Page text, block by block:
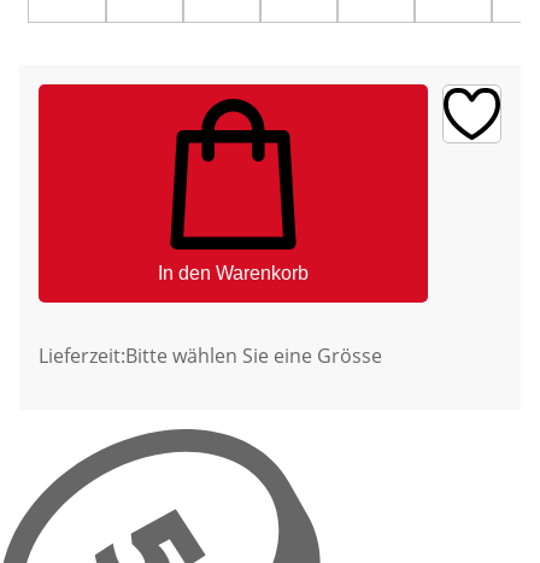
In den Warenkorb
Lieferzeit:Bitte wählen Sie eine Grösse